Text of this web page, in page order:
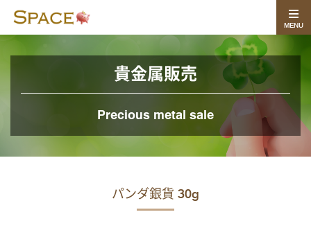
MENU
貴金属販売
Precious metal sale
パンダ銀貨 30g